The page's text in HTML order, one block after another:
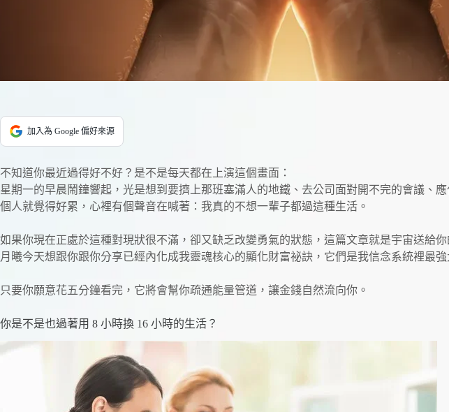
加入為 Google 偏好來源
不知道你最近過得好不好？是不是每天都在上演這個畫面：
星期一的早晨鬧鐘響起，光是想到要擠上那班塞滿人的地鐵、去公司面對開不完的會議、
個人就覺得好累，心裡有個聲音在喊著：我真的不想一輩子都過這種生活。
如果你現在正處於這種對現狀很不滿，卻又缺乏改變勇氣的狀態，這篇文章就是宇宙送給你
月曦今天想跟你跟你分享已經內化成我靈魂核心的顯化財富祕訣，它們是我信念系統裡最強
只要你願意花五分鐘看完，它將會幫你疏通能量管道，讓金錢自然流向你。
你是不是也過著用 8 小時換 16 小時的生活？